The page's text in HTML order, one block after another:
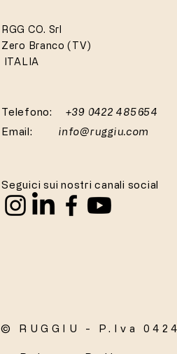
RGG CO. Srl
Zero Branco (TV)
ITALIA
Telefono:
+39 0422 485654
Email: info@ruggiu.com
Seguici sui nostri canali social
© RUGGIU - P.Iva